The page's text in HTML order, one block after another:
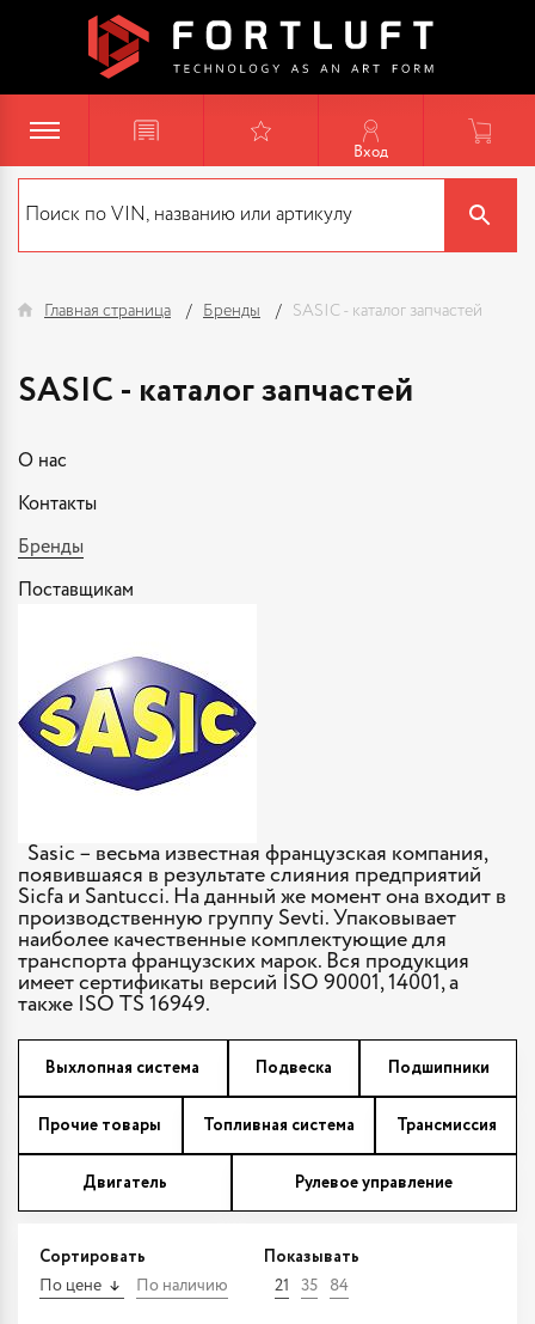
Вход
Главная страница Бренды SASIC - каталог запчастей
SASIC - каталог запчастей
О нас
Контакты
Бренды
Поставщикам
Sasic – весьма известная французская компания,
появившаяся в результате слияния предприятий
Sicfa и Santucci. На данный же момент она входит в
производственную группу Sevti. Упаковывает
наиболее качественные комплектующие для
транспорта французских марок. Вся продукция
имеет сертификаты версий ISO 90001, 14001, а
также ISO TS 16949.
Выхлопная система Подвеска Подшипники
Прочие товары Топливная система Трансмиссия
Двигатель Рулевое управление
Сортировать
По цене По наличию
Показывать
21 35 84